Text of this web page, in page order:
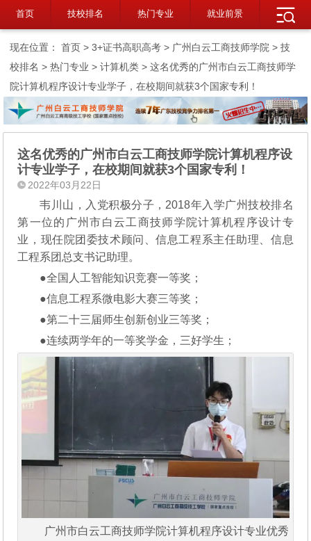
首页 技校排名 热门专业 就业前景
现在位置：首页 >3+证书高职高考 > 广州白云工商技师学院 >技
校排名 >热门专业 >计算机类 > 这名优秀的广州市白云工商技师学
院计算机程序设计专业学子，在校期间就获3个国家专利！
这名优秀的广州市白云工商技师学院计算机程序设
计专业学子，在校期间就获3个国家专利！
2022年03月22日
韦川山，入党积极分子，2018年入学广州技校排名
第一位的广州市白云工商技师学院计算机程序设计专
业，现任院团委技术顾问、信息工程系主任助理、信息
工程系团总支书记助理。
●全国人工智能知识竞赛一等奖；
●信息工程系微电影大赛三等奖；
●第二十三届师生创新创业三等奖；
●连续两学年的一等奖学金，三好学生；
广州市白云工商技师学院计算机程序设计专业优秀